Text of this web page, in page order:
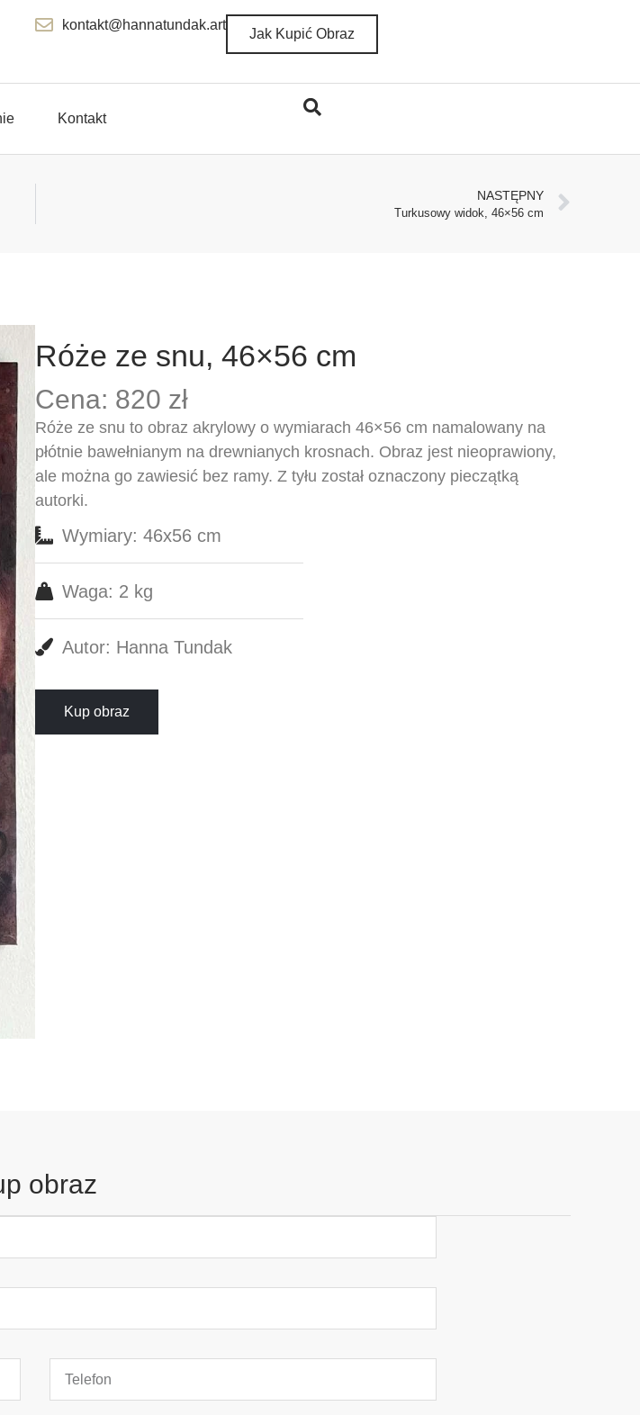
kontakt@hannatundak.art
Jak Kupić Obraz
Kontakt
NASTĘPNY
Turkusowy widok, 46×56 cm
Róże ze snu, 46×56 cm
Cena: 820 zł
Róże ze snu to obraz akrylowy o wymiarach 46×56 cm namalowany na
płótnie bawełnianym na drewnianych krosnach. Obraz jest nieoprawiony,
ale można go zawiesić bez ramy. Z tyłu został oznaczony pieczątką
autorki.
Wymiary: 46x56 cm
Waga: 2 kg
Autor: Hanna Tundak
Kup obraz
obraz